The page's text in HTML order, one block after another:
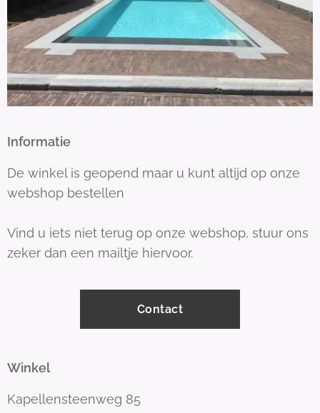
Informatie
De winkel is geopend maar u kunt altijd op onze
webshop bestellen
Vind u iets niet terug op onze webshop, stuur ons
zeker dan een mailtje hiervoor.
Contact
Winkel
Kapellensteenweg 85